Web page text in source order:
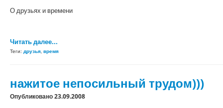
О друзьях и времени
Читать далее...
Теги: друзья, время
нажитое непосильный трудом)))
Опубликовано 23.09.2008